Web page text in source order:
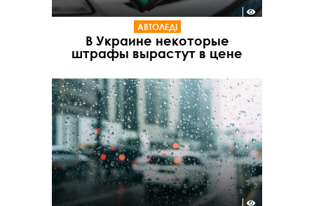
АВТОЛЕДІ
В Украине некоторые
штрафы вырастут в цене